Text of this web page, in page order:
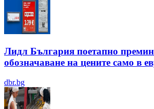
Лидл България поетапно
обозначаване на цените само в
dbr.bg